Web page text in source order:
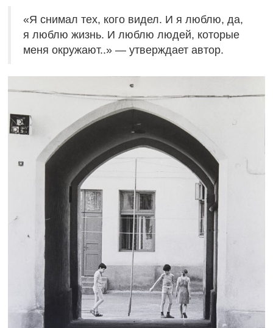
«Я снимал тех, кого видел. И я люблю, да,
я люблю жизнь. И люблю людей, которые
меня окружают..» — утверждает автор.